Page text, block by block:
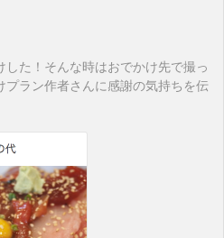
た！そんな時はおでかけ先で撮っ
ラン作者さんに感謝の気持ちを伝